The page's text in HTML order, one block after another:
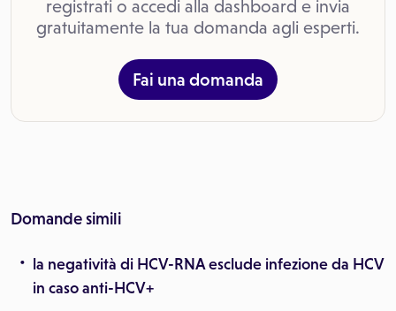
registrati o accedi alla dashboard e invia
gratuitamente la tua domanda agli esperti.
Fai una domanda
Domande simili
la negatività di HCV-RNA esclude infezione da HCV
in caso anti-HCV+